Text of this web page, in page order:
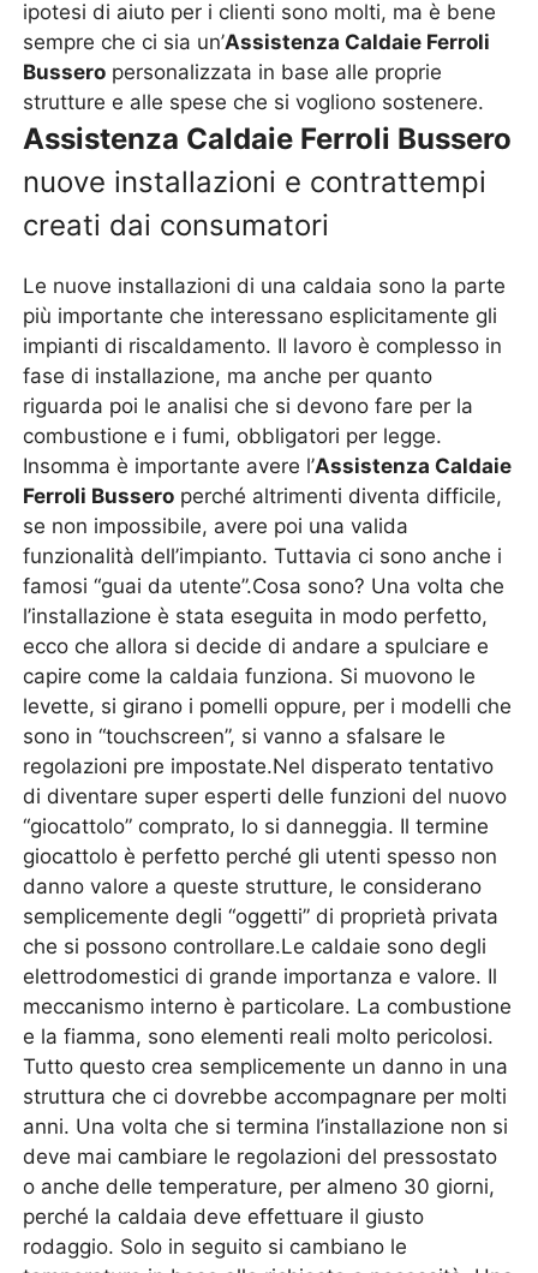
ipotesi di aiuto per i clienti sono molti, ma è bene
sempre che ci sia un’Assistenza Caldaie Ferroli
Bussero personalizzata in base alle proprie
strutture e alle spese che si vogliono sostenere.
Assistenza Caldaie Ferroli Bussero
nuove installazioni e contrattempi
creati dai consumatori
Le nuove installazioni di una caldaia sono la parte
più importante che interessano esplicitamente gli
impianti di riscaldamento. Il lavoro è complesso in
fase di installazione, ma anche per quanto
riguarda poi le analisi che si devono fare per la
combustione e i fumi, obbligatori per legge.
Insomma è importante avere l’Assistenza Caldaie
Ferroli Bussero perché altrimenti diventa difficile,
se non impossibile, avere poi una valida
funzionalità dell’impianto. Tuttavia ci sono anche i
famosi “guai da utente”.Cosa sono? Una volta che
l’installazione è stata eseguita in modo perfetto,
ecco che allora si decide di andare a spulciare e
capire come la caldaia funziona. Si muovono le
levette, si girano i pomelli oppure, per i modelli che
sono in “touchscreen”, si vanno a sfalsare le
regolazioni pre impostate.Nel disperato tentativo
di diventare super esperti delle funzioni del nuovo
“giocattolo” comprato, lo si danneggia. Il termine
giocattolo è perfetto perché gli utenti spesso non
danno valore a queste strutture, le considerano
semplicemente degli “oggetti” di proprietà privata
che si possono controllare.Le caldaie sono degli
elettrodomestici di grande importanza e valore. Il
meccanismo interno è particolare. La combustione
e la fiamma, sono elementi reali molto pericolosi.
Tutto questo crea semplicemente un danno in una
struttura che ci dovrebbe accompagnare per molti
anni. Una volta che si termina l’installazione non si
deve mai cambiare le regolazioni del pressostato
o anche delle temperature, per almeno 30 giorni,
perché la caldaia deve effettuare il giusto
rodaggio. Solo in seguito si cambiano le